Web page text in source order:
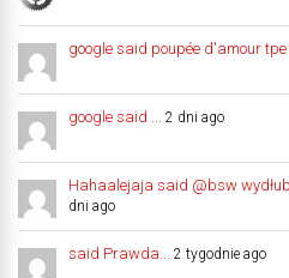
google said poupée d'amour tpe
google said ... 2 dni ago
Hahaalejaja said @bsw
dni ago
said Prawda... 2 tygodnie ago